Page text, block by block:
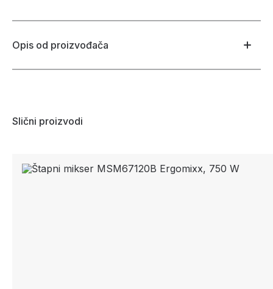
Opis od proizvođača
Slični proizvodi